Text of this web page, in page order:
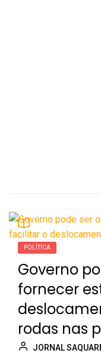
POLÍTICA
Governo
fornecer
rodas nas
JORNAL